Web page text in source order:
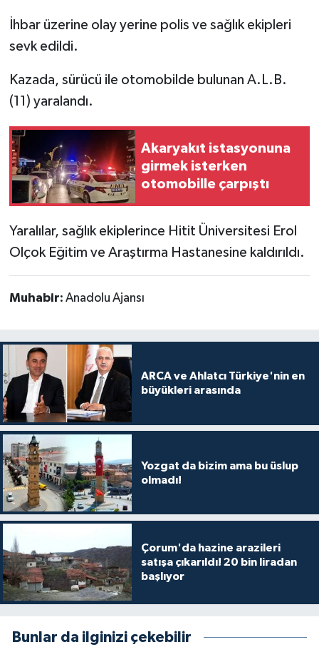
İhbar üzerine olay yerine polis ve sağlık ekipleri
sevk edildi.
Kazada, sürücü ile otomobilde bulunan A.L.B.
(11) yaralandı.
Akaryakıt istasyonuna
girmek isterken
otomobille çarpıştı
Yaralılar, sağlık ekiplerince Hitit Üniversitesi Erol
Olçok Eğitim ve Araştırma Hastanesine kaldırıldı.
Muhabir: Anadolu Ajansı
ARCA ve Ahlatcı Türkiye'nin en
büyükleri arasında
Yozgat da bizim ama bu üslup
olmadı!
Çorum'da hazine arazileri
satışa çıkarıldı! 20 bin liradan
başlıyor
Bunlar da ilginizi çekebilir